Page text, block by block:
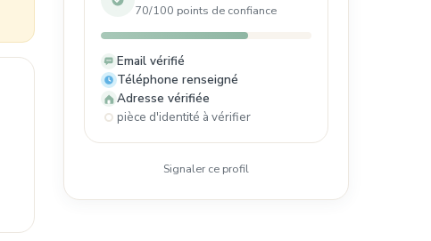
70/100 points de confiance
Email vérifié
Téléphone renseigné
Adresse vérifiée
pièce d'identité à vérifier
Signaler ce profil